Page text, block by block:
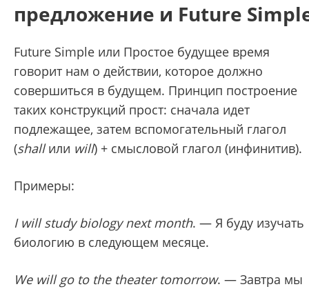
предложение и Future
Future Simple или Простое будущее время
говорит нам о действии, которое должно
совершиться в будущем. Принцип построение
таких конструкций прост: сначала идет
подлежащее, затем вспомогательный глагол
(shallили will) + смысловой глагол (инфинитив).
Примеры:
I will study biology next month. — Я буду изучать
биологию в следующем месяце.
We will go to the theater tomorrow. — Завтра мы